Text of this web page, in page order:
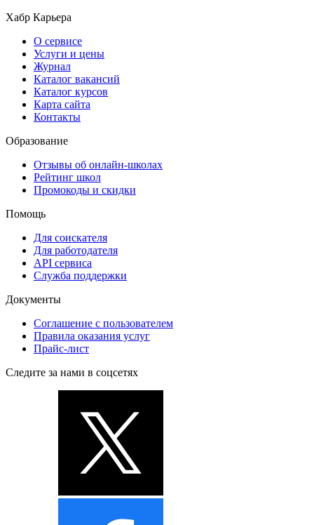
Хабр Карьера
О сервисе
Услуги и цены
Журнал
Каталог вакансий
Каталог курсов
Карта сайта
Контакты
Образование
Отзывы об онлайн-школах
Рейтинг школ
Промокоды и скидки
Помощь
Для соискателя
Для работодателя
API сервиса
Служба поддержки
Документы
Соглашение с пользователем
Правила оказания услуг
Прайс-лист
Следите за нами в соцсетях